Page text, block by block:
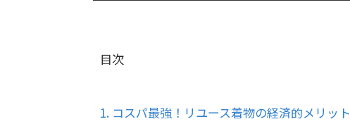
目次
1. コスパ最強！リユース着物の経済的メリット